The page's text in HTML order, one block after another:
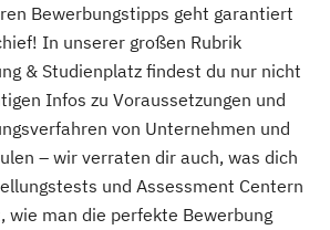
Bewerbungstipps geht garantiert
In unserer großen Rubrik
& Studienplatz findest du nur nicht
Infos zu Voraussetzungen und
von Unternehmen und
– wir verraten dir auch, was dich
und Assessment Centern
wie man die perfekte Bewerbung